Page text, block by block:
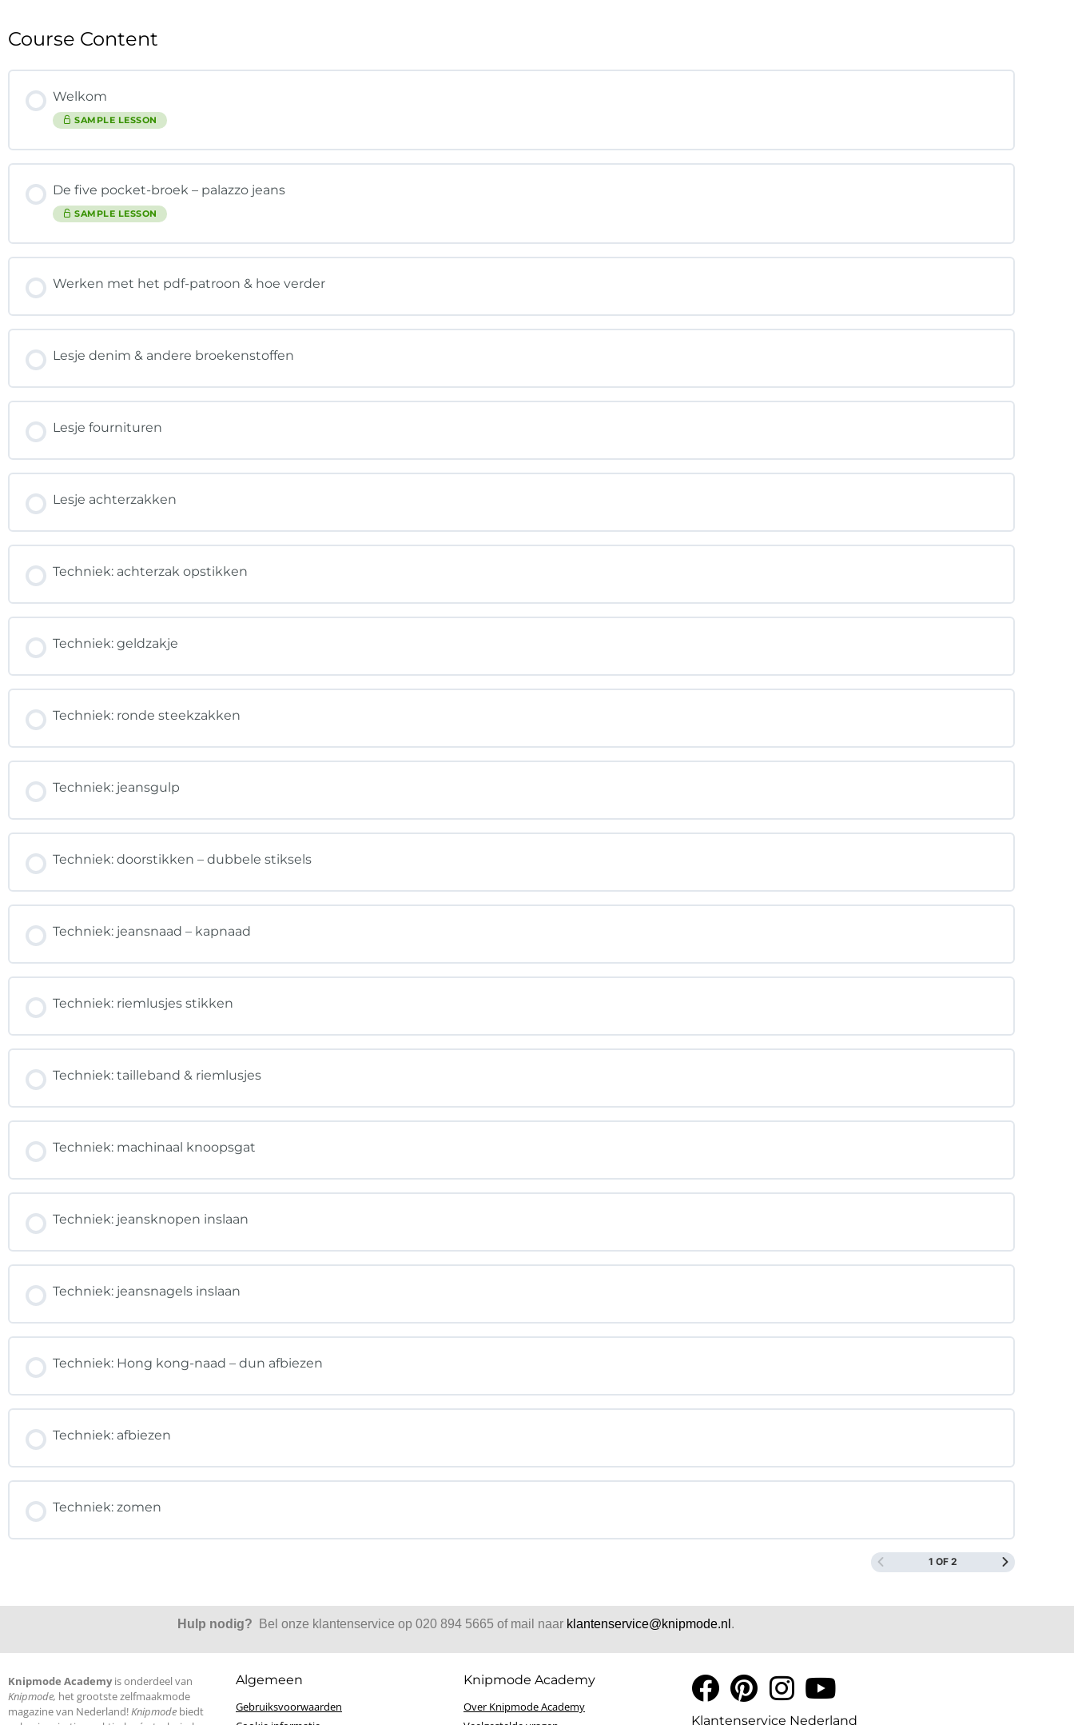
Course Content
Welkom
SAMPLE LESSON
De five pocket-broek – palazzo jeans
SAMPLE LESSON
Werken met het pdf-patroon & hoe verder
Lesje denim & andere broekenstoffen
Lesje fournituren
Lesje achterzakken
Techniek: achterzak opstikken
Techniek: geldzakje
Techniek: ronde steekzakken
Techniek: jeansgulp
Techniek: doorstikken – dubbele stiksels
Techniek: jeansnaad – kapnaad
Techniek: riemlusjes stikken
Techniek: tailleband & riemlusjes
Techniek: machinaal knoopsgat
Techniek: jeansknopen inslaan
Techniek: jeansnagels inslaan
Techniek: Hong kong-naad – dun afbiezen
Techniek: afbiezen
Techniek: zomen
1 OF 2
Hulp nodig? Bel onze klantenservice op 020 894 5665 of mail naar klantenservice@knipmode.nl .
Knipmode Academyis onderdeel van
Knipmode, het grootste zelfmaakmode
magazine van Nederland!Knipmode biedt
Algemeen
Gebruiksvoorwaarden
Knipmode Academy
Over Knipmode Academy
Klantenservice Nederland